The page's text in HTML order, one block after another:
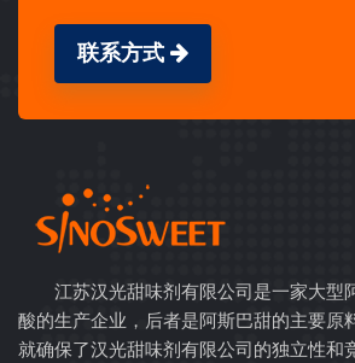
联系方式
江苏汉光甜味剂有限公司是一家大型
酸的生产企业，后者是阿斯巴甜的主要原
就确保了汉光甜味剂有限公司的独立性和